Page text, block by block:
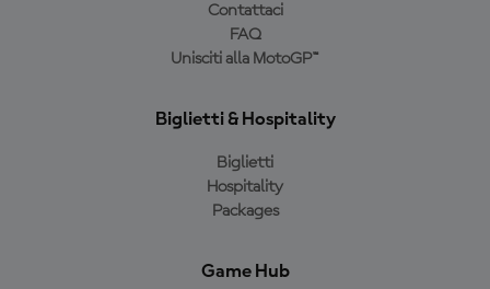
Contattaci
FAQ
Unisciti alla MotoGP™
Biglietti & Hospitality
Biglietti
Hospitality
Packages
Game Hub